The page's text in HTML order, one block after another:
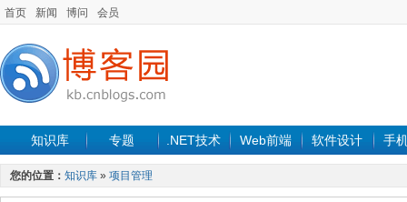
首页 新闻 博问 会员
知识库 专题 .NET技术 Web前端 软件设计 手
您的位置： 知识库 » 项目管理